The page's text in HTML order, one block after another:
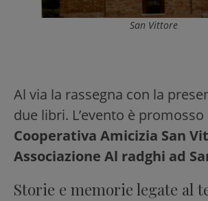
San Vittore
Al via la rassegna con la
due libri. L’evento è promosso
Cooperativa Amicizia San
Associazione Al radghi ad
Storie e memorie legate al